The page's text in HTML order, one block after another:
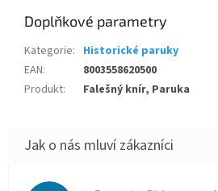
Doplňkové parametry
Kategorie: Historické paruky
EAN:
8003558620500
Produkt: Falešný knír, Paruka